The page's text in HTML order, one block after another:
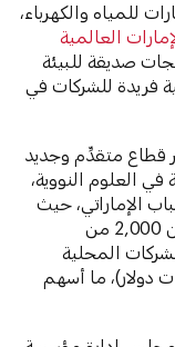
للمياه والكهرباء،
العالمية
صديقة للبيئة
فريدة للشركات في
قطاع متقدِّم وجديد
العلوم النووية،
الإماراتي، حيث
شارك في تطوير المحطات حتى الآن أكثر من 2,000 من
المحلية
مليار درهم (6.7 مليارات دولار)، ما أسهم